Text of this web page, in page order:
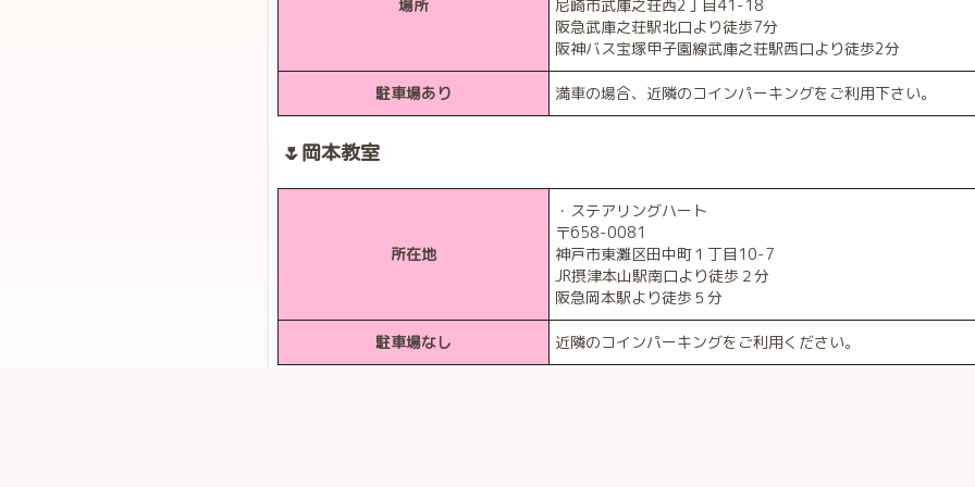
場所
尼崎市武庫之荘西2丁目41-18
阪急武庫之荘駅北口より徒歩7分
阪神バス宝塚甲子園線武庫之荘駅西口より徒歩2分
駐車場あり 満車の場合、近隣のコインパーキングをご利用下さい。
🌷岡本教室
所在地
・ステアリングハート
〒658-0081
神戸市東灘区田中町１丁目10-7
JR摂津本山駅南口より徒歩２分
阪急岡本駅より徒歩５分
駐車場なし 近隣のコインパーキングをご利用ください。